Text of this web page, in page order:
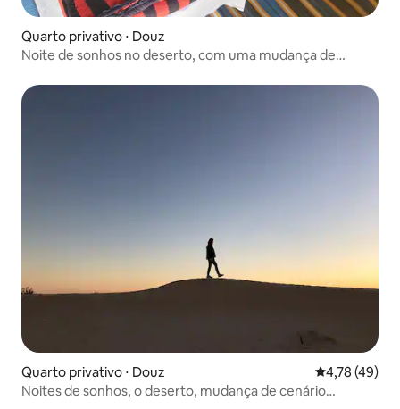
Quarto privativo ⋅ Douz
Noite de sonhos no deserto, com uma mudança de
Quarto privativo ⋅ Douz 4,78 de uma
4,78 (49)
Noites de sonhos, o deserto, mudança de cenário